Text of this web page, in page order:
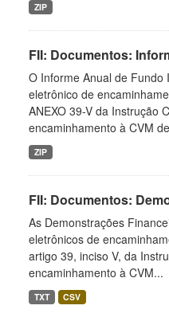
ZIP
FII: Documentos:
O Informe Anual de Fundo
eletrônico de
ANEXO 39-V da Instrução
encaminhamento à CVM
ZIP
FII: Documentos:
As Demonstrações
eletrônicos de
artigo 39, inciso V, da
encaminhamento à CVM...
TXT CSV